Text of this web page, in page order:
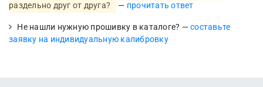
раздельно друг от друга?
— прочитать ответ
Не нашли нужную прошивку в каталоге? —составьте
заявку на индивидуальную калибровку